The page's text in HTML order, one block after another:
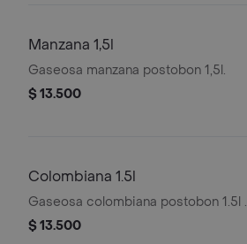
Manzana 1,5l
Gaseosa manzana postobon 1,5l.
$ 13.500
Colombiana 1.5l
Gaseosa colombiana postobon 1.5l .
$ 13.500